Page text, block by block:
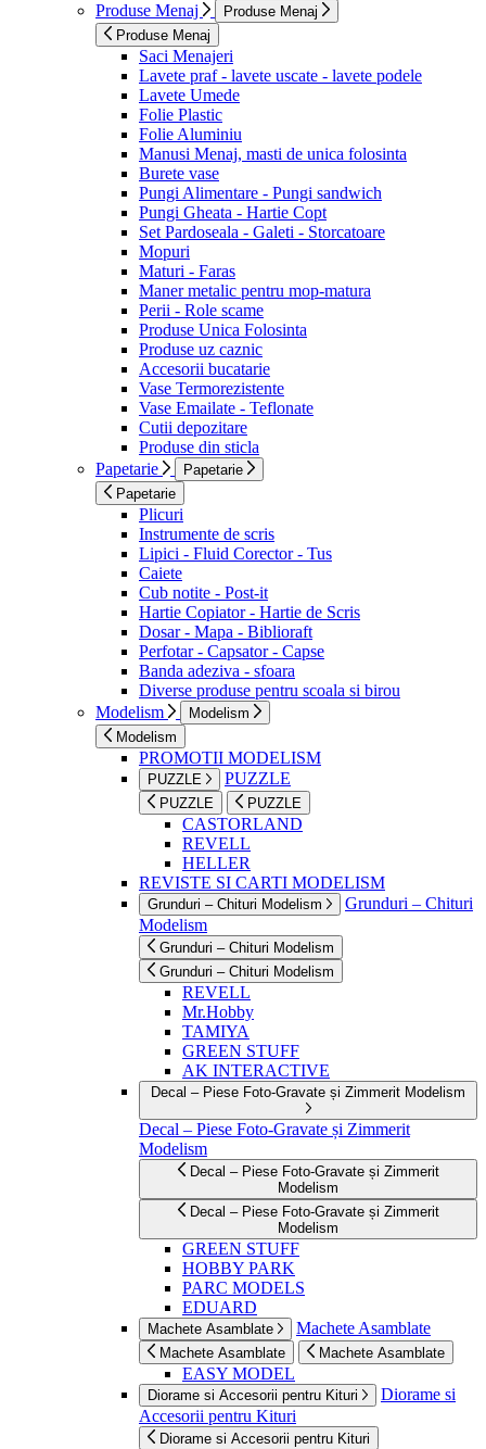
Produse Menaj
Produse Menaj
Produse Menaj
Saci Menajeri
Lavete praf - lavete uscate - lavete podele
Lavete Umede
Folie Plastic
Folie Aluminiu
Manusi Menaj, masti de unica folosinta
Burete vase
Pungi Alimentare - Pungi sandwich
Pungi Gheata - Hartie Copt
Set Pardoseala - Galeti - Storcatoare
Mopuri
Maturi - Faras
Maner metalic pentru mop-matura
Perii - Role scame
Produse Unica Folosinta
Produse uz caznic
Accesorii bucatarie
Vase Termorezistente
Vase Emailate - Teflonate
Cutii depozitare
Produse din sticla
Papetarie
Papetarie
Papetarie
Plicuri
Instrumente de scris
Lipici - Fluid Corector - Tus
Caiete
Cub notite - Post-it
Hartie Copiator - Hartie de Scris
Dosar - Mapa - Biblioraft
Perfotar - Capsator - Capse
Banda adeziva - sfoara
Diverse produse pentru scoala si birou
Modelism
Modelism
Modelism
PROMOTII MODELISM
PUZZLE PUZZLE
PUZZLE PUZZLE
CASTORLAND
REVELL
HELLER
REVISTE SI CARTI MODELISM
Grunduri – Chituri Modelism
Grunduri – Chituri
Modelism
Grunduri – Chituri Modelism
Grunduri – Chituri Modelism
REVELL
Mr.Hobby
TAMIYA
GREEN STUFF
AK INTERACTIVE
Decal – Piese Foto-Gravate și Zimmerit Modelism
Decal – Piese Foto-Gravate și Zimmerit
Modelism
Decal – Piese Foto-Gravate și Zimmerit
Modelism
Decal – Piese Foto-Gravate și Zimmerit
Modelism
GREEN STUFF
HOBBY PARK
PARC MODELS
EDUARD
Machete Asamblate Machete Asamblate
Machete Asamblate Machete Asamblate
EASY MODEL
Diorame si Accesorii pentru Kituri
Diorame si
Accesorii pentru Kituri
Diorame si Accesorii pentru Kituri